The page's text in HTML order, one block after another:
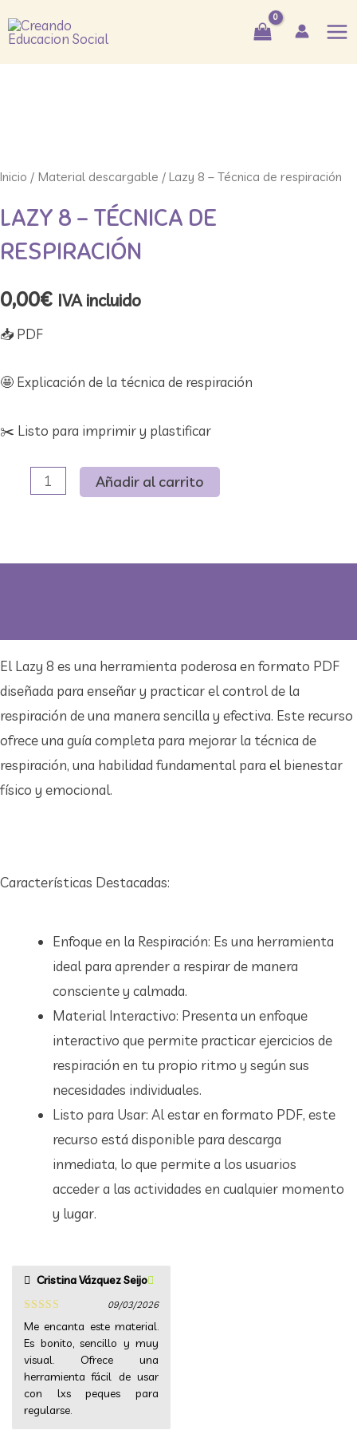
al
contenido
Inicio / Material descargable / Lazy 8 – Técnica de respiración
LAZY 8 – TÉCNICA DE
RESPIRACIÓN
0,00€ IVA incluido
📥 PDF
🤩 Explicación de la técnica de respiración
✂️ ​Listo para imprimir y plastificar
Añadir al carrito
El Lazy 8 es una herramienta poderosa en formato PDF
diseñada para enseñar y practicar el control de la
respiración de una manera sencilla y efectiva. Este recurso
ofrece una guía completa para mejorar la técnica de
respiración, una habilidad fundamental para el bienestar
físico y emocional.
Características Destacadas:
Enfoque en la Respiración: Es una herramienta
ideal para aprender a respirar de manera
consciente y calmada.
Material Interactivo: Presenta un enfoque
interactivo que permite practicar ejercicios de
respiración en tu propio ritmo y según sus
necesidades individuales.
Listo para Usar: Al estar en formato PDF, este
recurso está disponible para descarga
inmediata, lo que permite a los usuarios
acceder a las actividades en cualquier momento
y lugar.
Cristina Vázquez Seijo
Valorado
con5 de 5
09/03/2026
Me encanta este material.
Es bonito, sencillo y muy
visual. Ofrece una
herramienta fácil de usar
con lxs peques para
regularse.